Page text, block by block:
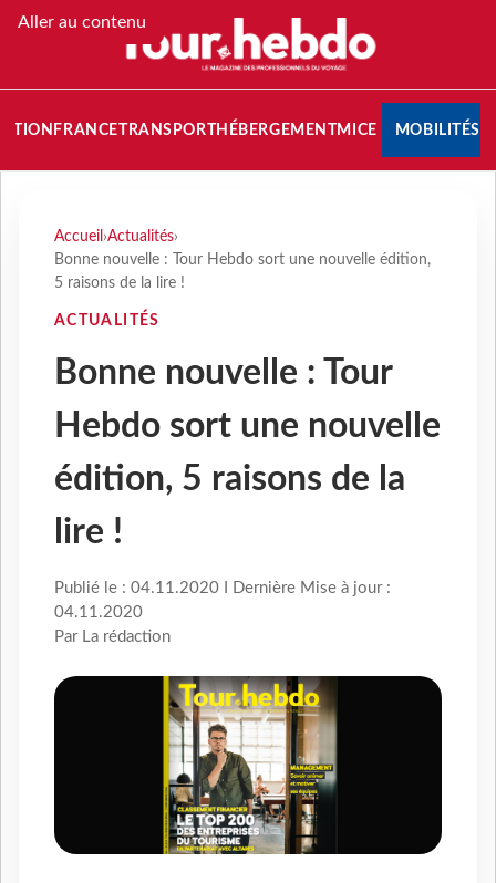
Aller au contenu
FRANCETRANSPORT HÉBERGEMENTMICE MOBILITÉS
Accueil ›Actualités›
Bonne nouvelle : Tour Hebdo sort une nouvelle édition,
5 raisons de la lire !
ACTUALITÉS
Bonne nouvelle : Tour
Hebdo sort une nouvelle
édition, 5 raisons de la
lire !
Publié le : 04.11.2020 I Dernière Mise à jour :
04.11.2020
Par La rédaction